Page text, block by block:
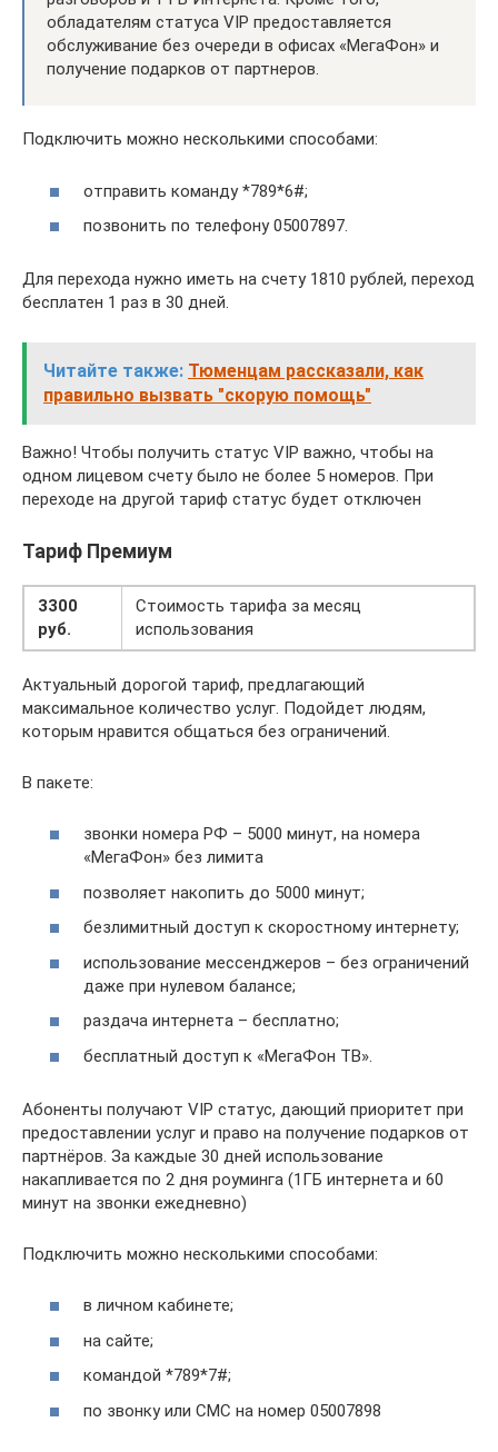
обладателям статуса VIP предоставляется
обслуживание без очереди в офисах «МегаФон» и
получение подарков от партнеров.
Подключить можно несколькими способами:
отправить команду *789*6#;
позвонить по телефону 05007897.
Для перехода нужно иметь на счету 1810 рублей, переход
бесплатен 1 раз в 30 дней.
Читайте также: Тюменцам рассказали, как
правильно вызвать "скорую помощь"
Важно! Чтобы получить статус VIP важно, чтобы на
одном лицевом счету было не более 5 номеров. При
переходе на другой тариф статус будет отключен
Тариф Премиум
3300
руб.
Стоимость тарифа за месяц
использования
Актуальный дорогой тариф, предлагающий
максимальное количество услуг. Подойдет людям,
которым нравится общаться без ограничений.
В пакете:
звонки номера РФ – 5000 минут, на номера
«МегаФон» без лимита
позволяет накопить до 5000 минут;
безлимитный доступ к скоростному интернету;
использование мессенджеров – без ограничений
даже при нулевом балансе;
раздача интернета – бесплатно;
бесплатный доступ к «МегаФон ТВ».
Абоненты получают VIP статус, дающий приоритет при
предоставлении услуг и право на получение подарков от
партнёров. За каждые 30 дней использование
накапливается по 2 дня роуминга (1ГБ интернета и 60
минут на звонки ежедневно)
Подключить можно несколькими способами:
в личном кабинете;
на сайте;
командой *789*7#;
по звонку или СМС на номер 05007898